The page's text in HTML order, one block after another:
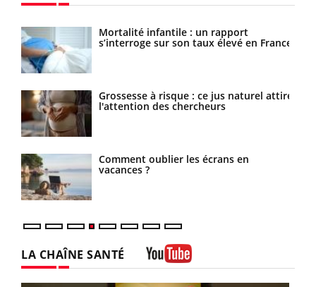
Mortalité infantile : un rapport
s’interroge sur son taux élevé en France
Grossesse à risque : ce jus naturel attire
l'attention des chercheurs
Comment oublier les écrans en
vacances ?
LA CHAÎNE SANTÉ